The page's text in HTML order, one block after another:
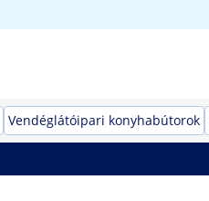
Vendéglátóipari konyhabútorok